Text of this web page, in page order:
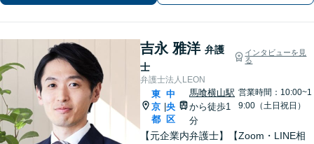
相談可】
吉永 雅洋 弁護
士
インタビューを見
る
弁護士法人LEON
東
京
都
中
央
区
馬喰横山駅
から徒歩1
分
営業時間：10:00~1
9:00（土日祝日）
【元企業内弁護士】【Zoom・LINE相